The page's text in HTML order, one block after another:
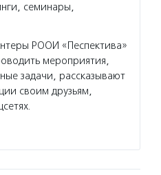
семинары,
РООИ «Песпектива»
мероприятия,
задачи, рассказывают
своим друзьям,